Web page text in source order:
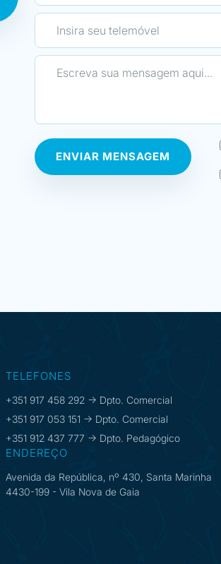
seu excelente trabalho e dedicação!
O apoio e disponibilidade que sinto não só
como também posteriormente, é o que, na
Escola única no mercado atualmente!
ENVIAR MENSAGEM
TELEFONES
+351 917 458 292 -> Dpto. Comercial
+351 917 053 151 -> Dpto. Comercial
+351 912 437 777 -> Dpto. Pedagógico
ENDEREÇO
Avenida da República, nº 430, Santa Marinha
4430-199 - Vila Nova de Gaia